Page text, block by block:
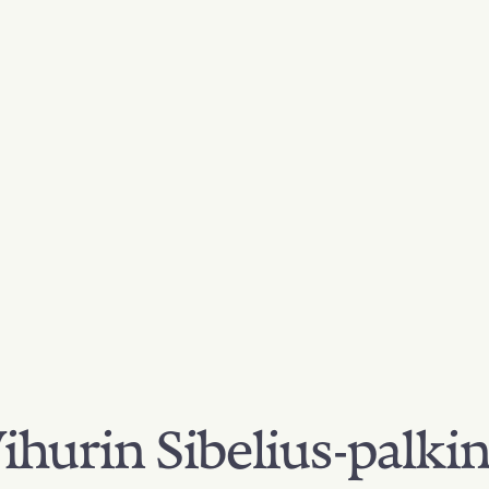
Sibelius-